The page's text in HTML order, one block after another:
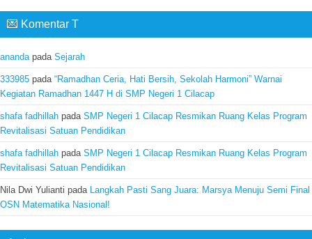
💌 Komentar T
anandapada Sejarah
333985 pada “Ramadhan Ceria, Hati Bersih, Sekolah Harmoni” Warnai
Kegiatan Ramadhan 1447 H di SMP Negeri 1 Cilacap
shafa fadhillah pada SMP Negeri 1 Cilacap Resmikan Ruang Kelas Program
Revitalisasi Satuan Pendidikan
shafa fadhillah pada SMP Negeri 1 Cilacap Resmikan Ruang Kelas Program
Revitalisasi Satuan Pendidikan
Nila Dwi Yulianti pada Langkah Pasti Sang Juara: Marsya Menuju Semi Final
OSN Matematika Nasional!